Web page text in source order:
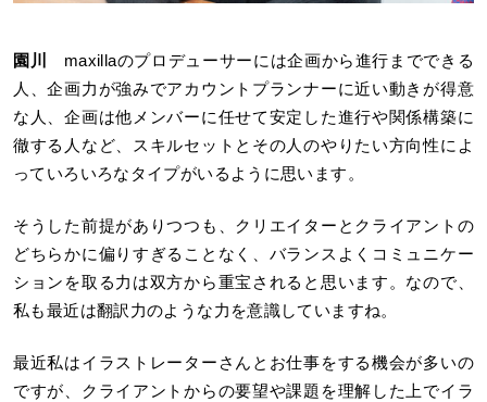
園川
maxillaのプロデューサーには企画から進行までできる
人、企画力が強みでアカウントプランナーに近い動きが得意
な人、企画は他メンバーに任せて安定した進行や関係構築に
徹する人など、スキルセットとその人のやりたい方向性によ
っていろいろなタイプがいるように思います。
そうした前提がありつつも、クリエイターとクライアントの
どちらかに偏りすぎることなく、バランスよくコミュニケー
ションを取る力は双方から重宝されると思います。なので、
私も最近は翻訳力のような力を意識していますね。
最近私はイラストレーターさんとお仕事をする機会が多いの
ですが、クライアントからの要望や課題を理解した上でイラ